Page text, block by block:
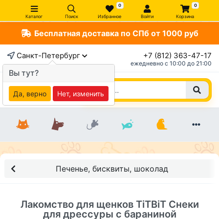
Каталог Поиск
0
Избранное Войти
0
Корзина
Бесплатная доставка по СПб от 1000 руб
Санкт-Петербург +7 (812) 363-47-17
ежедневно c 10:00 до 21:00
Печенье, бисквиты, шоколад
Лакомство для щенков TiTBiT Снеки
для дрессуры с бараниной
Вы тут?
Да, верно Нет, изменить